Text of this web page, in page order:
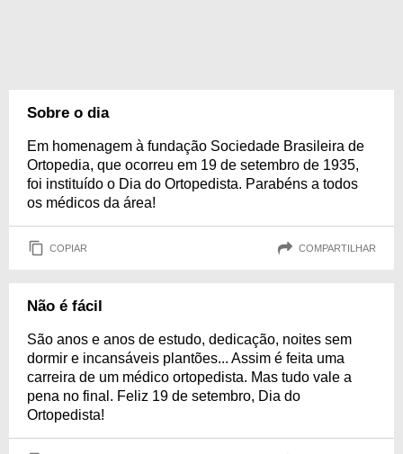
Sobre o dia
Em homenagem à fundação Sociedade Brasileira de
Ortopedia, que ocorreu em 19 de setembro de 1935,
foi instituído o Dia do Ortopedista. Parabéns a todos
os médicos da área!
COPIAR COMPARTILHAR
Não é fácil
São anos e anos de estudo, dedicação, noites sem
dormir e incansáveis plantões... Assim é feita uma
carreira de um médico ortopedista. Mas tudo vale a
pena no final. Feliz 19 de setembro, Dia do
Ortopedista!